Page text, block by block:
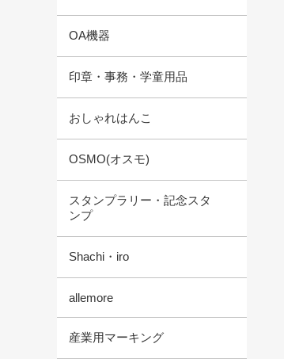
OA機器
印章・事務・学童用品
おしゃれはんこ
OSMO(オスモ)
スタンプラリー・記念スタ
ンプ
Shachi・iro
allemore
産業用マーキング